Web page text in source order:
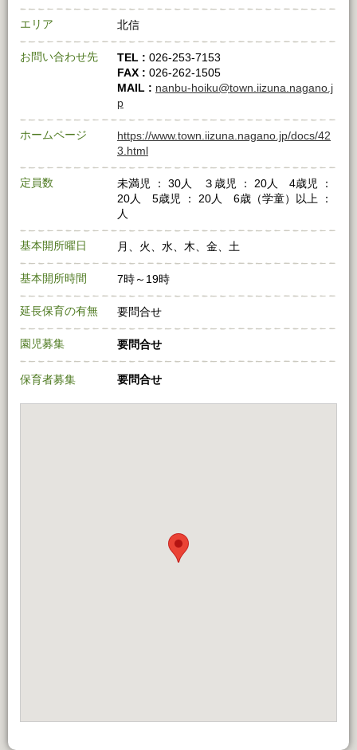
エリア 北信
お問い合わせ先 TEL : 026-253-7153
FAX : 026-262-1505
MAIL : nanbu-hoiku@town.iizuna.nagano.j
p
ホームページ
https://www.town.iizuna.nagano.jp/docs/42
3.html
定員数
未満児 ： 30人 ３歳児 ： 20人 4歳児 ：
20人 5歳児 ： 20人 6歳（学童）以上 ：
人
基本開所曜日 月、火、水、木、金、土
基本開所時間 7時～19時
延長保育の有無 要問合せ
園児募集 要問合せ
保育者募集 要問合せ